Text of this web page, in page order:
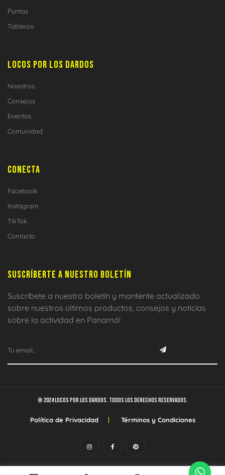
Puntas
Tableros
LOCOS POR LOS DARDOS
Nosotros
Consejos
Eventos
Comunidad
CONECTA
Facebook
Instagram
TikTok
Contacto
SUSCRÍBERTE A NUESTRO BOLETÍN
Suscríbete a nuestro boletín y mantente actualizado
sobre nuestros últimos productos, consejos y noticias
sobre la actividad en Panamá!
© 2024 Locos por los dardos. Todos los derechos reservados.
Política de Privacidad Términos y Condiciones